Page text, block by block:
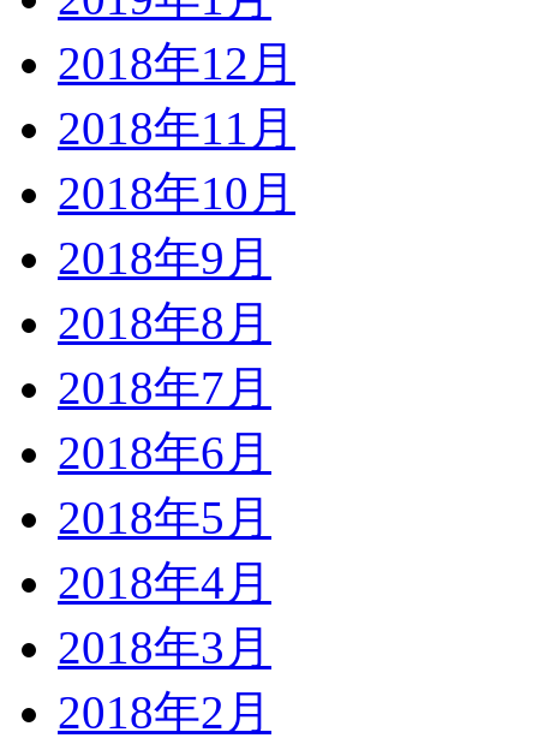
2018年12月
2018年11月
2018年10月
2018年9月
2018年8月
2018年7月
2018年6月
2018年5月
2018年4月
2018年3月
2018年2月